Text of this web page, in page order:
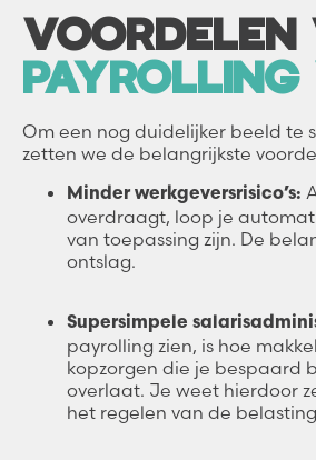
Om een nog duidelijker beeld te
zetten we de belangrijkste
Minder werkgeversrisico’s:
overdraagt, loop je
van toepassing zijn. De
ontslag.
Supersimpele
payrolling zien, is hoe
kopzorgen die je bespaard
overlaat. Je weet hierdoor
het regelen van de